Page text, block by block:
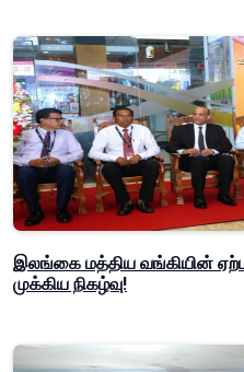
இலங்கை மத்திய வங்கியின்
முக்கிய நிகழ்வு!